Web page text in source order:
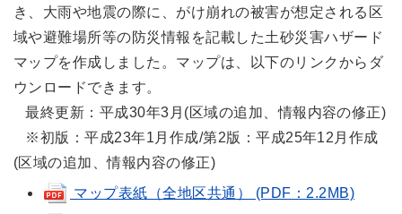
き、大雨や地震の際に、がけ崩れの被害が想定される区
域や避難場所等の防災情報を記載した土砂災害ハザード
マップを作成しました。マップは、以下のリンクからダ
ウンロードできます。
最終更新：平成30年3月(区域の追加、情報内容の修正)
※初版：平成23年1月作成/第2版：平成25年12月作成
(区域の追加、情報内容の修正)
マップ表紙（全地区共通） (PDF：2.2MB)